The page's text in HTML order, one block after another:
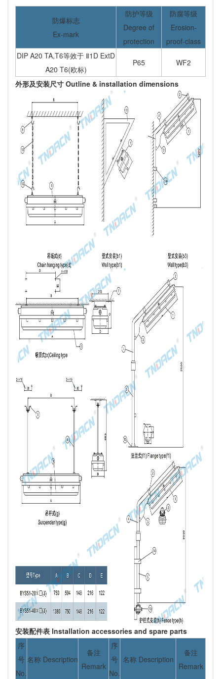
防爆标志
Ex-mark
防护等级
Degree of
protection
防腐等级
Erosion-
proof-class
DIP A20 TA,T6等效于 Ⅱ1D ExtD
A20 T6(欧标)
P65 WF2
外形及安装尺寸 Outline & installation dimensions
安装配件表 Installation accessories and spare parts
序
号
No.
名称 Description
备注
Remark
序
号
No.
名称 Description
备注
Remark